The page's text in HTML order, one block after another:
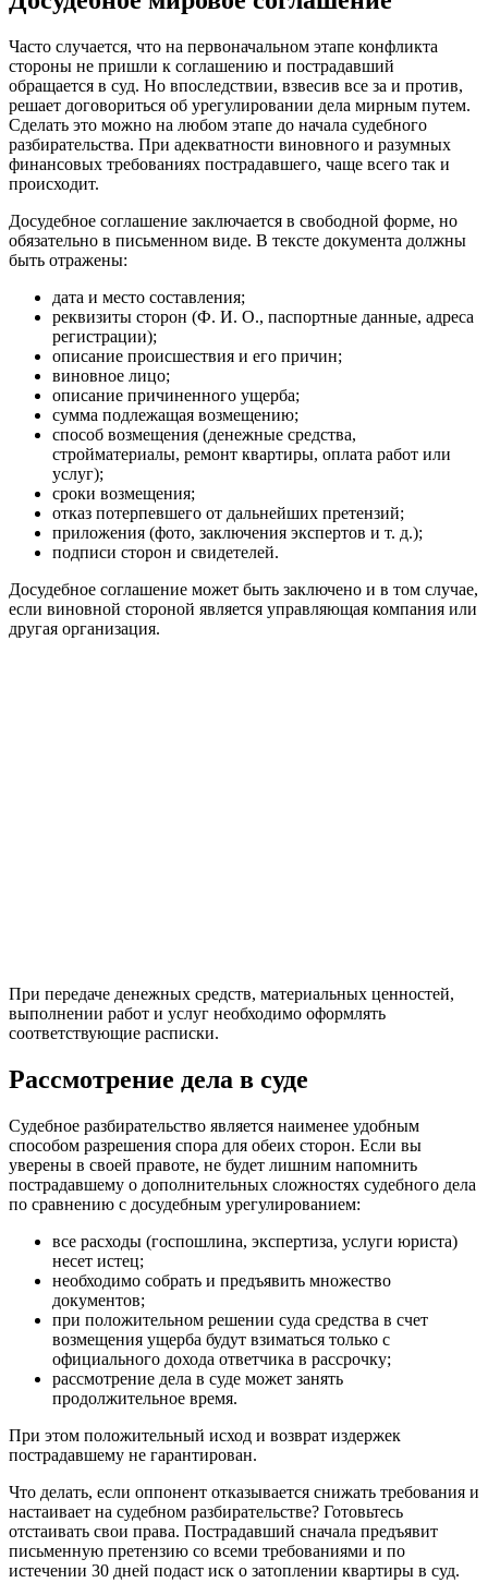
Часто случается, что на первоначальном этапе конфликта
стороны не пришли к соглашению и пострадавший
обращается в суд. Но впоследствии, взвесив все за и против,
решает договориться об урегулировании дела мирным путем.
Сделать это можно на любом этапе до начала судебного
разбирательства. При адекватности виновного и разумных
финансовых требованиях пострадавшего, чаще всего так и
происходит.
Досудебное соглашение заключается в свободной форме, но
обязательно в письменном виде. В тексте документа должны
быть отражены:
дата и место составления;
реквизиты сторон (Ф. И. О., паспортные данные, адреса
регистрации);
описание происшествия и его причин;
виновное лицо;
описание причиненного ущерба;
сумма подлежащая возмещению;
способ возмещения (денежные средства,
стройматериалы, ремонт квартиры, оплата работ или
услуг);
сроки возмещения;
отказ потерпевшего от дальнейших претензий;
приложения (фото, заключения экспертов и т. д.);
подписи сторон и свидетелей.
Досудебное соглашение может быть заключено и в том случае,
если виновной стороной является управляющая компания или
другая организация.
При передаче денежных средств, материальных ценностей,
выполнении работ и услуг необходимо оформлять
соответствующие расписки.
Рассмотрение дела в суде
Судебное разбирательство является наименее удобным
способом разрешения спора для обеих сторон. Если вы
уверены в своей правоте, не будет лишним напомнить
пострадавшему о дополнительных сложностях судебного дела
по сравнению с досудебным урегулированием:
все расходы (госпошлина, экспертиза, услуги юриста)
несет истец;
необходимо собрать и предъявить множество
документов;
при положительном решении суда средства в счет
возмещения ущерба будут взиматься только с
официального дохода ответчика в рассрочку;
рассмотрение дела в суде может занять
продолжительное время.
При этом положительный исход и возврат издержек
пострадавшему не гарантирован.
Что делать, если оппонент отказывается снижать требования и
настаивает на судебном разбирательстве? Готовьтесь
отстаивать свои права. Пострадавший сначала предъявит
письменную претензию со всеми требованиями и по
истечении 30 дней подаст иск о затоплении квартиры в суд.